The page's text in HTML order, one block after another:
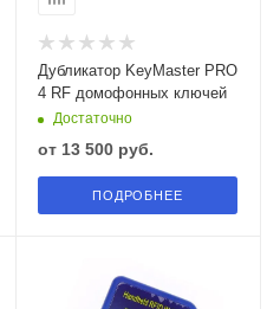
Дубликатор KeyMaster PRO
4 RF домофонных ключей
Достаточно
от 13 500 руб.
ПОДРОБНЕЕ